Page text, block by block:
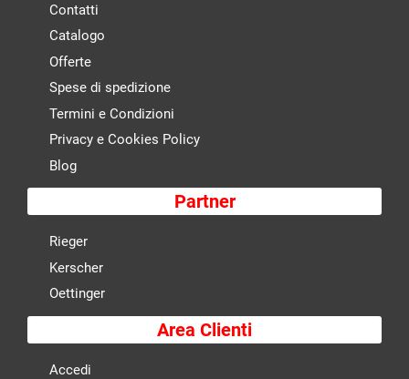
Contatti
Catalogo
Offerte
Spese di spedizione
Termini e Condizioni
Privacy e Cookies Policy
Blog
Partner
Rieger
Kerscher
Oettinger
Area Clienti
Accedi